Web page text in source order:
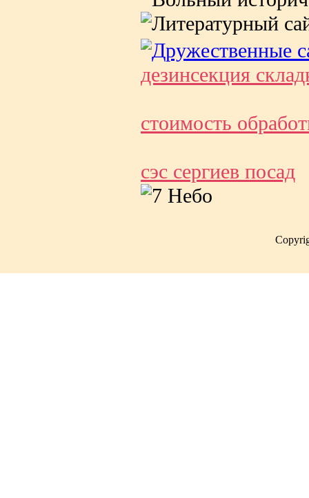
дезинсекция
стоимость
сэс сергиев посад